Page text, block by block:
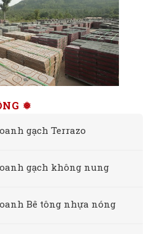
❅
gạch Terrazo
gạch không nung
Bê tông nhựa nóng